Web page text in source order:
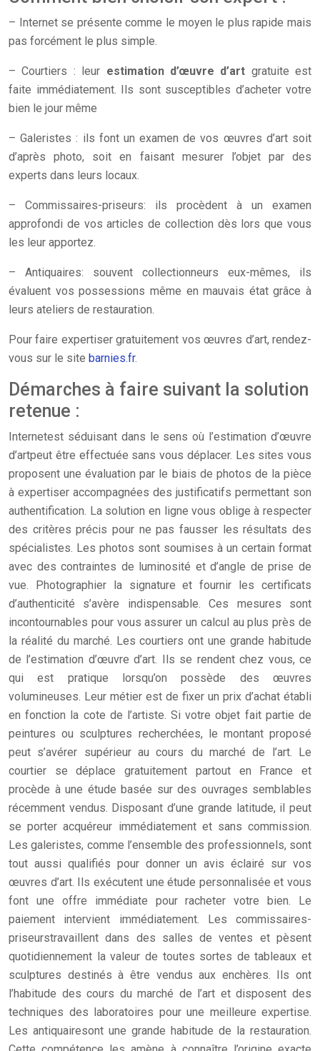
– Internet se présente comme le moyen le plus rapide mais
pas forcément le plus simple.
– Courtiers : leur estimation d’œuvre d’art gratuite est
faite immédiatement. Ils sont susceptibles d’acheter votre
bien le jour même
– Galeristes : ils font un examen de vos œuvres d’art soit
d’après photo, soit en faisant mesurer l’objet par des
experts dans leurs locaux.
– Commissaires-priseurs: ils procèdent à un examen
approfondi de vos articles de collection dès lors que vous
les leur apportez.
– Antiquaires: souvent collectionneurs eux-mêmes, ils
évaluent vos possessions même en mauvais état grâce à
leurs ateliers de restauration.
Pour faire expertiser gratuitement vos œuvres d’art, rendez-
vous sur le site barnies.fr.
Démarches à faire suivant la solution
retenue :
Internetest séduisant dans le sens où l’estimation d’œuvre
d’artpeut être effectuée sans vous déplacer. Les sites vous
proposent une évaluation par le biais de photos de la pièce
à expertiser accompagnées des justificatifs permettant son
authentification. La solution en ligne vous oblige à respecter
des critères précis pour ne pas fausser les résultats des
spécialistes. Les photos sont soumises à un certain format
avec des contraintes de luminosité et d’angle de prise de
vue. Photographier la signature et fournir les certificats
d’authenticité s’avère indispensable. Ces mesures sont
incontournables pour vous assurer un calcul au plus près de
la réalité du marché. Les courtiers ont une grande habitude
de l’estimation d’œuvre d’art. Ils se rendent chez vous, ce
qui est pratique lorsqu’on possède des œuvres
volumineuses. Leur métier est de fixer un prix d’achat établi
en fonction la cote de l’artiste. Si votre objet fait partie de
peintures ou sculptures recherchées, le montant proposé
peut s’avérer supérieur au cours du marché de l’art. Le
courtier se déplace gratuitement partout en France et
procède à une étude basée sur des ouvrages semblables
récemment vendus. Disposant d’une grande latitude, il peut
se porter acquéreur immédiatement et sans commission.
Les galeristes, comme l’ensemble des professionnels, sont
tout aussi qualifiés pour donner un avis éclairé sur vos
œuvres d’art. Ils exécutent une étude personnalisée et vous
font une offre immédiate pour racheter votre bien. Le
paiement intervient immédiatement. Les commissaires-
priseurstravaillent dans des salles de ventes et pèsent
quotidiennement la valeur de toutes sortes de tableaux et
sculptures destinés à être vendus aux enchères. Ils ont
l’habitude des cours du marché de l’art et disposent des
techniques des laboratoires pour une meilleure expertise.
Les antiquairesont une grande habitude de la restauration.